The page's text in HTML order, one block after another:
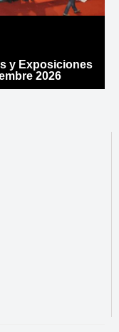
y Exposiciones
2026